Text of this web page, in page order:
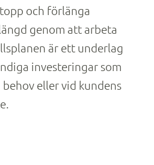
och förlänga
genom att arbeta
är ett underlag
investeringar som
eller vid kundens